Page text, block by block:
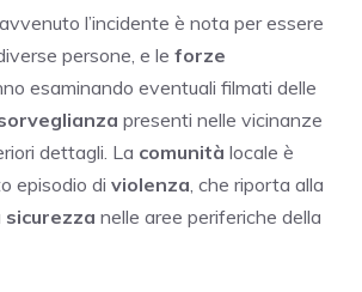
l’incidente è nota per essere
persone, e le forze
esaminando eventuali filmati delle
presenti nelle vicinanze
dettagli. La comunità locale è
episodio di violenza, che riporta alla
sicurezza nelle aree periferiche della